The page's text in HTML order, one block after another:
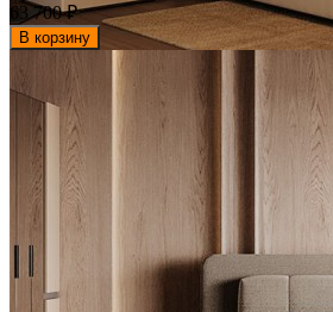
63 700₽
В корзину